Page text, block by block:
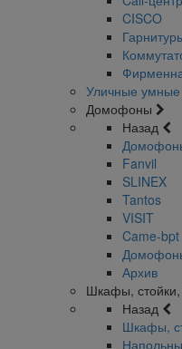
CISCO
Уличные
Домофоны
Назад
Fanvil
SLINEX
Tantos
VISIT
Came-bpt
Архив
Шкафы,
Назад
Шкафы,